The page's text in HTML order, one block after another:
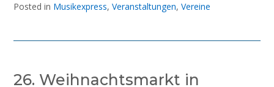
Posted in Musikexpress, Veranstaltungen, Vereine
26. Weihnachtsmarkt in